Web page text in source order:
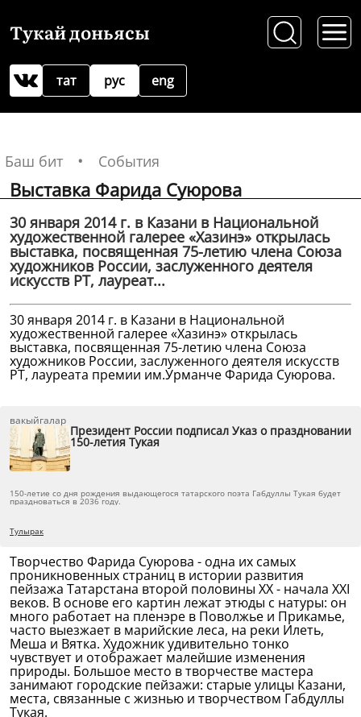
Тукай доньясы
рус
тат eng
Баш бит События
Выставка Фарида Суюрова
30 января 2014 г. в Казани в Национальной
художественной галерее «Хазинэ» открылась
выставка, посвященная 75-летию члена Союза
художников России, заслуженного деятеля
искусств РТ, лауреат...
30 января 2014 г. в Казани в Национальной
художественной галерее «Хазинэ» открылась
выставка, посвященная 75-летию члена Союза
художников России, заслуженного деятеля искусств
РТ, лауреата премии им.Урманче Фарида Суюрова.
вакыйгалар
Президент России подписал Указ о праздновании
150-летия Тукая
150-летие со дня рождения выдающегося татарского поэта Габдуллы Тукая будет
праздноваться в 2036 году.
Тулырак
Творчество Фарида Суюрова - одна их самых
проникновенных страниц в истории развития
пейзажа Татарстана второй половины XX - начала XXI
веков. В основе его картин лежат этюды с натуры: он
много работает на пленэре в Поволжье и Прикамье,
часто выезжает в марийские леса, на реки Илеть,
Меша и Вятка. Художник удивительно тонко
чувствует и отображает малейшие изменения
природы. Большое место в творчестве мастера
занимают городские пейзажи: старые улицы Казани,
места, связанные с жизнью и творчеством Габдуллы
Тукая.